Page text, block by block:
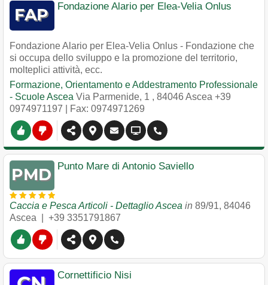
Fondazione Alario per Elea-Velia Onlus
Fondazione Alario per Elea-Velia Onlus - Fondazione che
si occupa dello sviluppo e la promozione del territorio,
molteplici attività, ecc.
Formazione, Orientamento e Addestramento Professionale
- Scuole Ascea Via Parmenide, 1 , 84046 Ascea +39
0974971197 | Fax: 0974971269
Punto Mare di Antonio Saviello
Caccia e Pesca Articoli - Dettaglio Ascea in 89/91, 84046
Ascea
+39 3351791867
Cornettificio Nisi